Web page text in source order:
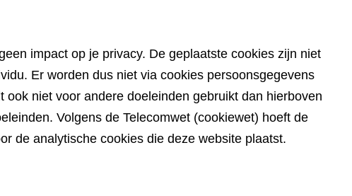
impact op je privacy. De geplaatste cookies zijn niet
Er worden dus niet via cookies persoonsgegevens
niet voor andere doeleinden gebruikt dan hierboven
Volgens de Telecomwet (cookiewet) hoeft de
de analytische cookies die deze website plaatst.